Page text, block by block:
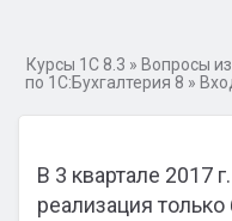
Курсы 1С 8.3 » Вопросы
по 1С:Бухгалтерия 8 »
В 3 квартале 2017
реализация